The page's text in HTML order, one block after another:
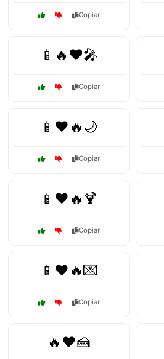
Copiar
📱🔥❤️🎤
Copiar
📱❤️🔥🌙
Copiar
📱❤️🔥🍹
Copiar
📱❤️🔥💌
Copiar
🔥❤️🍰